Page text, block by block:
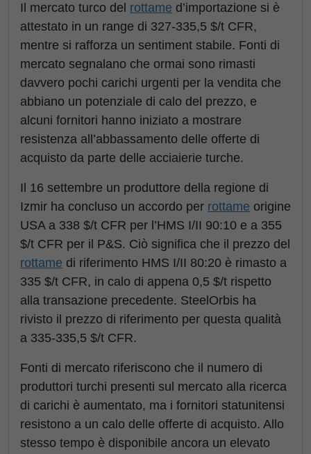
Il mercato turco del rottame d’importazione si è
attestato in un range di 327-335,5 $/t CFR,
mentre si rafforza un sentiment stabile. Fonti di
mercato segnalano che ormai sono rimasti
davvero pochi carichi urgenti per la vendita che
abbiano un potenziale di calo del prezzo, e
alcuni fornitori hanno iniziato a mostrare
resistenza all’abbassamento delle offerte di
acquisto da parte delle acciaierie turche.
Il 16 settembre un produttore della regione di
Izmir ha concluso un accordo per rottame origine
USA a 338 $/t CFR per l’HMS I/II 90:10 e a 355
$/t CFR per il P&S. Ciò significa che il prezzo del
rottame di riferimento HMS I/II 80:20 è rimasto a
335 $/t CFR, in calo di appena 0,5 $/t rispetto
alla transazione precedente. SteelOrbis ha
rivisto il prezzo di riferimento per questa qualità
a 335-335,5 $/t CFR.
Fonti di mercato riferiscono che il numero di
produttori turchi presenti sul mercato alla ricerca
di carichi è aumentato, ma i fornitori statunitensi
resistono a un calo delle offerte di acquisto. Allo
stesso tempo è disponibile ancora un elevato